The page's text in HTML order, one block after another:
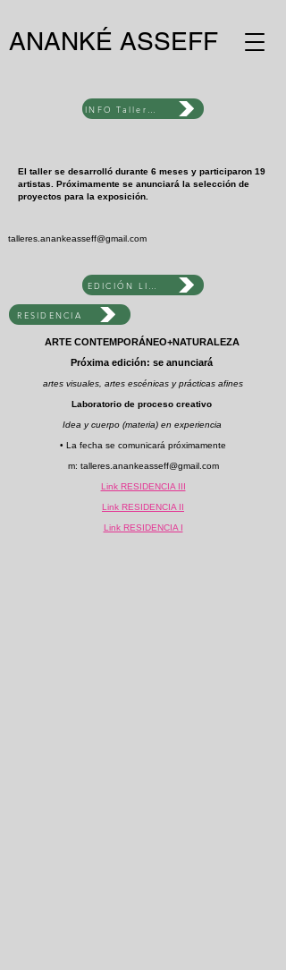
ANANKÉ ASSEFF
El taller se desarrolló durante 6 meses y participaron 19
artistas. Próximamente se anunciará la selección de
proyectos para la exposición.
talleres.anankeasseff@gmail.com
EDICIÓN LIBRO DE AUTXR
RESIDENCIA
ARTE CONTEMPORÁNEO+NATURALEZA
Próxima edición: se anunciará
artes visuales, artes escénicas y prácticas afines
Laboratorio de proceso creativo
Idea y cuerpo (materia) en experiencia
• La fecha se comunicará próximamente
m: talleres.anankeasseff@gmail.com
Link RESIDENCIA III
Link RESIDENCIA II
Link RESIDENCIA I